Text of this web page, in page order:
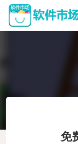
免